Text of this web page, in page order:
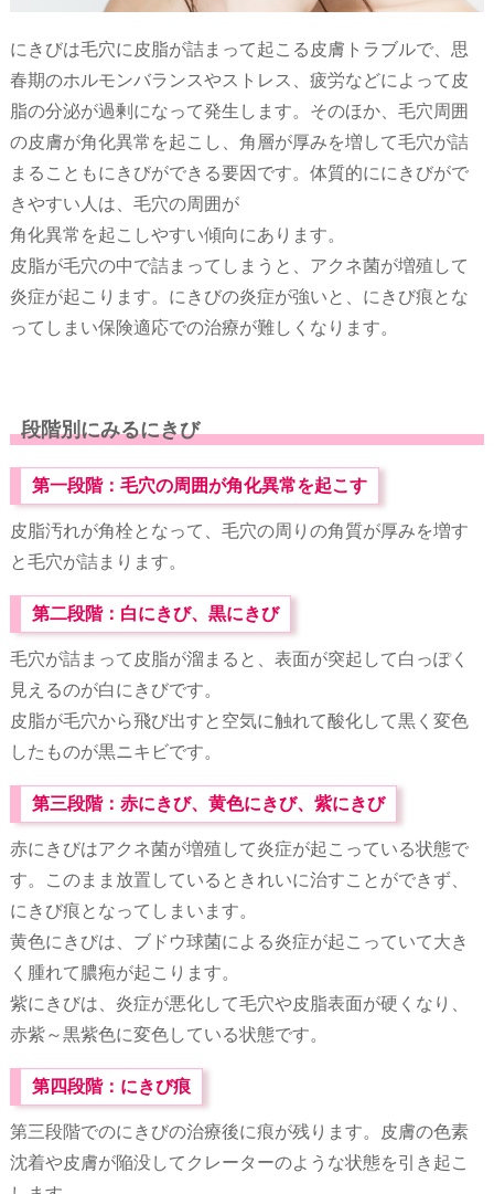
にきびは毛穴に皮脂が詰まって起こる皮膚トラブルで、思
春期のホルモンバランスやストレス、疲労などによって皮
脂の分泌が過剰になって発生します。そのほか、毛穴周囲
の皮膚が角化異常を起こし、角層が厚みを増して毛穴が詰
まることもにきびができる要因です。体質的ににきびがで
きやすい人は、毛穴の周囲が
角化異常を起こしやすい傾向にあります。
皮脂が毛穴の中で詰まってしまうと、アクネ菌が増殖して
炎症が起こります。にきびの炎症が強いと、にきび痕とな
ってしまい保険適応での治療が難しくなります。
段階別にみるにきび
第一段階：毛穴の周囲が角化異常を起こす
皮脂汚れが角栓となって、毛穴の周りの角質が厚みを増す
と毛穴が詰まります。
第二段階：白にきび、黒にきび
毛穴が詰まって皮脂が溜まると、表面が突起して白っぽく
見えるのが白にきびです。
皮脂が毛穴から飛び出すと空気に触れて酸化して黒く変色
したものが黒ニキビです。
第三段階：赤にきび、黄色にきび、紫にきび
赤にきびはアクネ菌が増殖して炎症が起こっている状態で
す。このまま放置しているときれいに治すことができず、
にきび痕となってしまいます。
黄色にきびは、ブドウ球菌による炎症が起こっていて大き
く腫れて膿疱が起こります。
紫にきびは、炎症が悪化して毛穴や皮脂表面が硬くなり、
赤紫～黒紫色に変色している状態です。
第四段階：にきび痕
第三段階でのにきびの治療後に痕が残ります。皮膚の色素
沈着や皮膚が陥没してクレーターのような状態を引き起こ